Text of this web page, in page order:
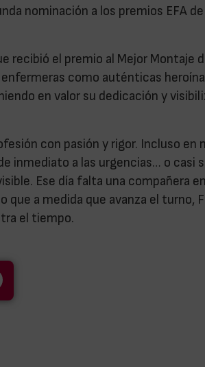
nominación a los premios EFA
recibió el premio al Mejor Montaje
como auténticas
en valor su dedicación y
con pasión y rigor. Incluso en
inmediato a las urgencias… o casi
Ese día falta una compañera
que a medida que avanza el turno,
el tiempo.